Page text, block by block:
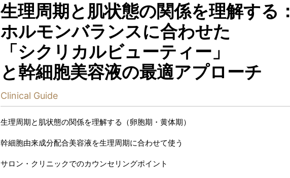
生理周期と肌状態の関係を理解する：
ホルモンバランスに合わせた
「シクリカルビューティー」
と幹細胞美容液の最適アプローチ
Clinical Guide
生理周期と肌状態の関係を理解する（卵胞期・黄体期）
幹細胞由来成分配合美容液を生理周期に合わせて使う
サロン・クリニックでのカウンセリングポイント